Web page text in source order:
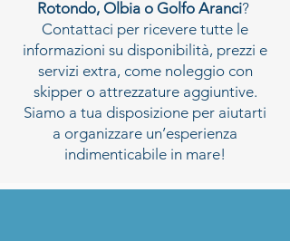
Rotondo, Olbia o Golfo Aranci?
Contattaci per ricevere tutte le
informazioni su disponibilità, prezzi e
servizi extra, come noleggio con
skipper o attrezzature aggiuntive.
Siamo a tua disposizione per aiutarti
a organizzare un’esperienza
indimenticabile in mare!